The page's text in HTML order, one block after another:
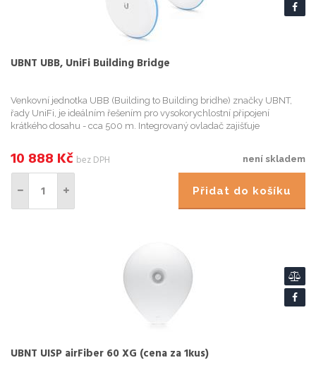
UBNT UBB, UniFi Building Bridge
Venkovní jednotka UBB (Building to Building bridhe) značky UBNT,
řady UniFi, je ideálním řešením pro vysokorychlostní připojení
krátkého dosahu - cca 500 m. Integrovaný ovladač zajišťuje
není skladem
10 888 Kč bez DPH
Přidat do košíku
UBNT UISP airFiber 60 XG (cena za 1kus)